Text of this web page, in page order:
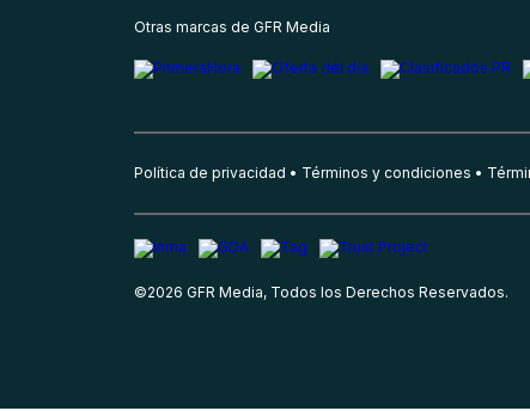
Otras marcas de GFR Media
Política de privacidad Términos y condiciones
©2026 GFR Media, Todos los Derechos Reservados.